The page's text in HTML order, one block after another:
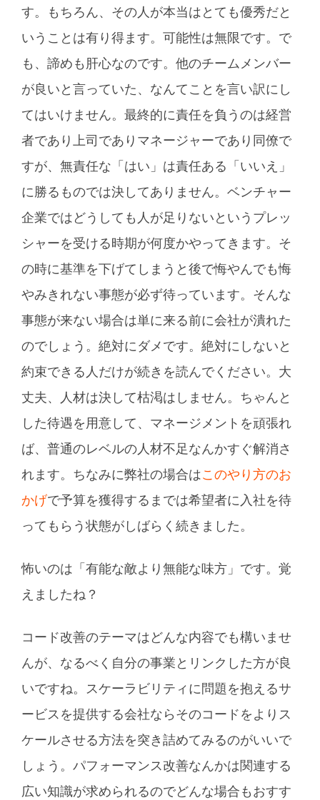
す。もちろん、その人が本当はとても優秀だと
いうことは有り得ます。可能性は無限です。で
も、諦めも肝心なのです。他のチームメンバー
が良いと言っていた、なんてことを言い訳にし
てはいけません。最終的に責任を負うのは経営
者であり上司でありマネージャーであり同僚で
すが、無責任な「はい」は責任ある「いいえ」
に勝るものでは決してありません。ベンチャー
企業ではどうしても人が足りないというプレッ
シャーを受ける時期が何度かやってきます。そ
の時に基準を下げてしまうと後で悔やんでも悔
やみきれない事態が必ず待っています。そんな
事態が来ない場合は単に来る前に会社が潰れた
のでしょう。絶対にダメです。絶対にしないと
約束できる人だけが続きを読んでください。大
丈夫、人材は決して枯渇はしません。ちゃんと
した待遇を用意して、マネージメントを頑張れ
ば、普通のレベルの人材不足なんかすぐ解消さ
れます。ちなみに弊社の場合はこのやり方のお
かげで予算を獲得するまでは希望者に入社を待
ってもらう状態がしばらく続きました。
怖いのは「有能な敵より無能な味方」です。覚
えましたね？
コード改善のテーマはどんな内容でも構いませ
んが、なるべく自分の事業とリンクした方が良
いですね。スケーラビリティに問題を抱えるサ
ービスを提供する会社ならそのコードをよりス
ケールさせる方法を突き詰めてみるのがいいで
しょう。パフォーマンス改善なんかは関連する
広い知識が求められるのでどんな場合もおすす